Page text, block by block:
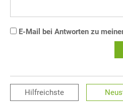
E-Mail bei Antworten zu
Hilfreichste